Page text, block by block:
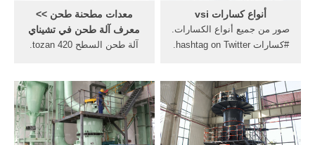
معدات مطحنة طحن >>
معرف آلة طحن في تشيناي
آلة طحن السطح tozan 420.
وطحن عجلات المورد
والمصنعين تصدير البيانات
والأسعار من حج 4 آلة طحن
أحدث تنبيهات المنتج ارسال
أنواع كسارات vsi
صور من جميع أنواع الكسارات.
بتقديم لمحة سريعة عن
الكسارات الثابتة والمتحركة
ومرفقاتها مميز 0 صور 0 ريال
جميع الحقوق محفوظة.